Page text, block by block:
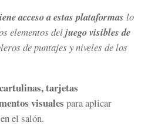
acceso a estas plataformas lo
elementos deljuego visibles de
de puntajes y niveles de los
cartulinas, tarjetas
visuales para aplicar
el salón.